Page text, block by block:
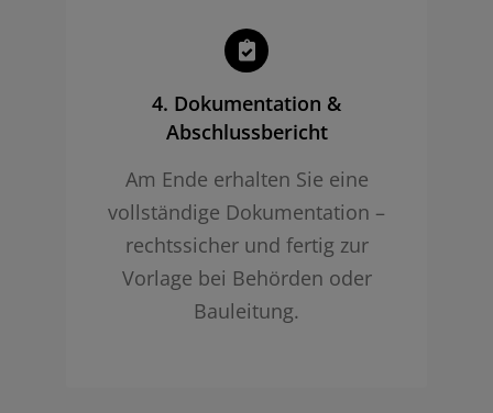
4. Dokumentation &
Abschlussbericht
Am Ende erhalten Sie eine
vollständige Dokumentation –
rechtssicher und fertig zur
Vorlage bei Behörden oder
Bauleitung.